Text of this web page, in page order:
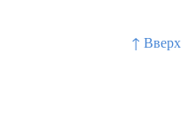
↑ Вверх